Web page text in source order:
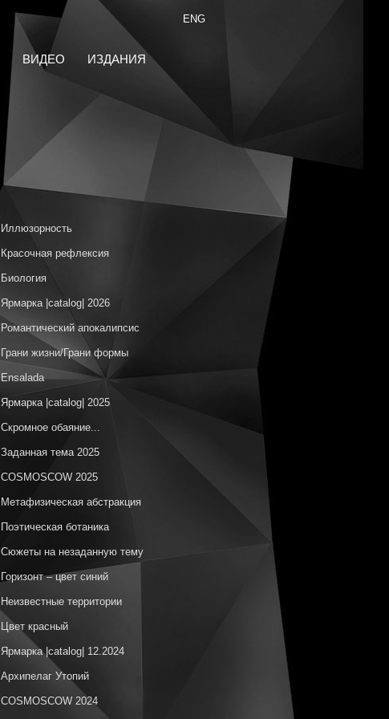
ENG
ВИДЕО ИЗДАНИЯ
Иллюзорность
Красочная рефлексия
Биология
Ярмарка |catalog| 2026
Романтический апокалипсис
Грани жизни/Грани формы
Ensalada
Ярмарка |catalog| 2025
Скромное обаяние...
Заданная тема 2025
COSMOSCOW 2025
Метафизическая абстракция
Поэтическая ботаника
Сюжеты на незаданную тему
Горизонт – цвет синий
Неизвестные территории
Цвет красный
Ярмарка |catalog| 12.2024
Архипелаг Утопий
COSMOSCOW 2024